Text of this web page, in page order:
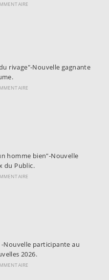
rivage"-Nouvelle gagnante
homme bien"-Nouvelle
du Public.
Nouvelle participante au
2026.